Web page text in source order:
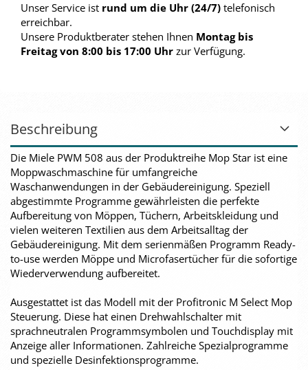
Unser Service ist rund um die Uhr (24/7) telefonisch
erreichbar.
Unsere Produktberater stehen Ihnen Montag bis
Freitag von 8:00 bis 17:00 Uhr zur Verfügung.
Beschreibung
Die Miele PWM 508 aus der Produktreihe Mop Star ist eine
Moppwaschmaschine für umfangreiche
Waschanwendungen in der Gebäudereinigung. Speziell
abgestimmte Programme gewährleisten die perfekte
Aufbereitung von Möppen, Tüchern, Arbeitskleidung und
vielen weiteren Textilien aus dem Arbeitsalltag der
Gebäudereinigung. Mit dem serienmäßen Programm Ready-
to-use werden Möppe und Microfasertücher für die sofortige
Wiederverwendung aufbereitet.
Ausgestattet ist das Modell mit der Profitronic M Select Mop
Steuerung. Diese hat einen Drehwahlschalter mit
sprachneutralen Programmsymbolen und Touchdisplay mit
Anzeige aller Informationen. Zahlreiche Spezialprogramme
und spezielle Desinfektionsprogramme.